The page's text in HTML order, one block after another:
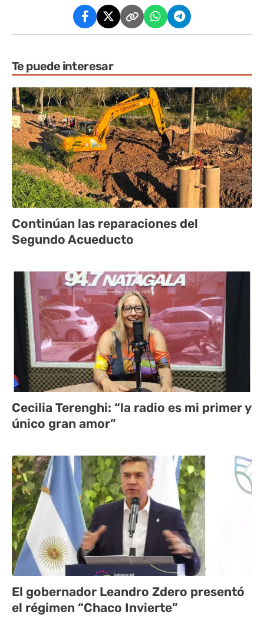
Te puede interesar
Continúan las reparaciones del
Segundo Acueducto
Cecilia Terenghi: “la radio es mi primer y
único gran amor”
El gobernador Leandro Zdero presentó
el régimen “Chaco Invierte”